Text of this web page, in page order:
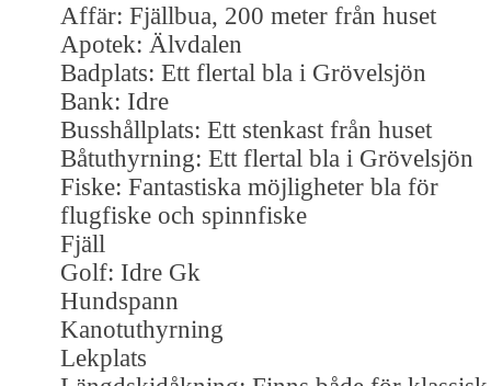
Affär: Fjällbua, 200 meter från huset
Apotek: Älvdalen
Badplats: Ett flertal bla i Grövelsjön
Bank: Idre
Busshållplats: Ett stenkast från huset
Båtuthyrning: Ett flertal bla i Grövelsjön
Fiske: Fantastiska möjligheter bla för
flugfiske och spinnfiske
Fjäll
Golf: Idre Gk
Hundspann
Kanotuthyrning
Lekplats